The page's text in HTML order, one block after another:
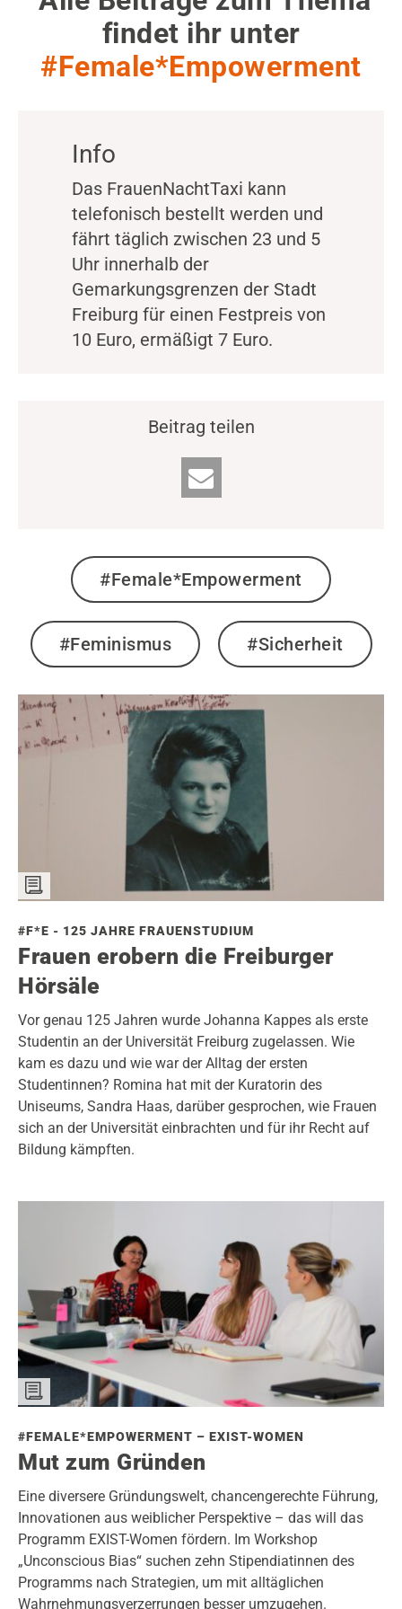
findet ihr unter
#Female*Empowerment
Info
Das FrauenNachtTaxi kann
telefonisch bestellt werden und
fährt täglich zwischen 23 und 5
Uhr innerhalb der
Gemarkungsgrenzen der Stadt
Freiburg für einen Festpreis von
10 Euro, ermäßigt 7 Euro.
Beitrag teilen
#Female*Empowerment
#Feminismus #Sicherheit
#F*E - 125 JAHRE FRAUENSTUDIUM
Frauen erobern die Freiburger
Hörsäle
Vor genau 125 Jahren wurde Johanna Kappes als erste
Studentin an der Universität Freiburg zugelassen. Wie
kam es dazu und wie war der Alltag der ersten
Studentinnen? Romina hat mit der Kuratorin des
Uniseums, Sandra Haas, darüber gesprochen, wie Frauen
sich an der Universität einbrachten und für ihr Recht auf
Bildung kämpften.
#FEMALE*EMPOWERMENT – EXIST-WOMEN
Mut zum Gründen
Eine diversere Gründungswelt, chancengerechte Führung,
Innovationen aus weiblicher Perspektive – das will das
Programm EXIST-Women fördern. Im Workshop
„Unconscious Bias“ suchen zehn Stipendiatinnen des
Programms nach Strategien, um mit alltäglichen
Wahrnehmungsverzerrungen besser umzugehen.